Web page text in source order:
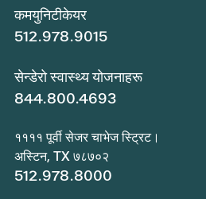
कमयुनिटीकेयर
512.978.9015
सेन्डेरो स्वास्थ्य योजनाहरू
844.800.4693
११११ पूर्वी सेजर चाभेज स्ट्रिट।
अस्टिन, TX ७८७०२
512.978.8000